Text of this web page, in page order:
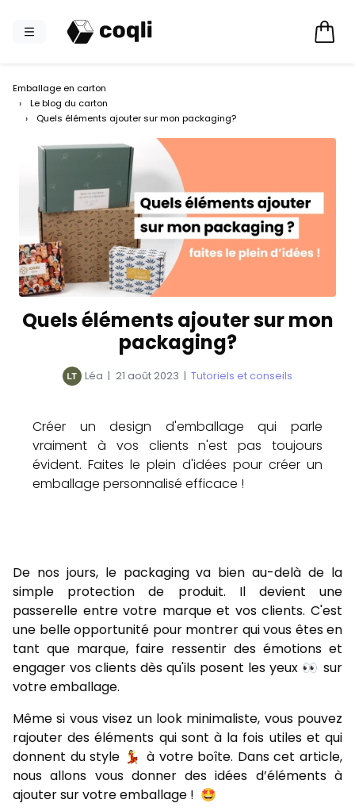
Emballage en carton
›
Le blog du carton
›
Quels éléments ajouter sur mon packaging?
Quels éléments ajouter sur mon
packaging?
Léa | 21 août 2023 | Tutoriels et conseils
Créer un design d'emballage qui parle
vraiment à vos clients n'est pas toujours
évident. Faites le plein d'idées pour créer un
emballage personnalisé efficace !
De nos jours, le packaging va bien au-delà de la
simple protection de produit. Il devient une
passerelle entre votre marque et vos clients. C'est
une belle opportunité pour montrer qui vous êtes en
tant que marque, faire ressentir des émotions et
engager vos clients dès qu'ils posent les yeux 👀 sur
votre emballage.
Même si vous visez un look minimaliste, vous pouvez
rajouter des éléments qui sont à la fois utiles et qui
donnent du style 💃 à votre boîte. Dans cet article,
nous allons vous donner des idées d’éléments à
ajouter sur votre emballage ! 🤩